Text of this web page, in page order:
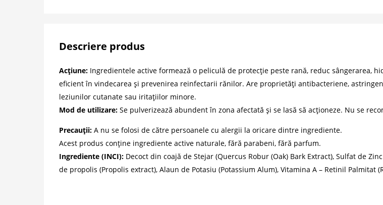
Descriere produs
Acțiune: Ingredientele active formează o peliculă de protecție peste rană, reduc sângerarea,
eficient în vindecarea și prevenirea reinfectarii rănilor. Are proprietăți antibacteriene,
leziunilor cutanate sau iritațiilor minore.
Mod de utilizare: Se pulverizează abundent în zona afectată și se lasă să acționeze. Nu se
Precauții: A nu se folosi de către persoanele cu alergii la oricare dintre ingrediente.​
Acest produs conține ingrediente active naturale, fără parabeni, fără parfum.
Ingrediente (INCI): Decoct din coajă de Stejar (Quercus Robur (Oak) Bark Extract), Sulfat de
de propolis (Propolis extract), Alaun de Potasiu (Potassium Alum), Vitamina A – Retinil Palmitat